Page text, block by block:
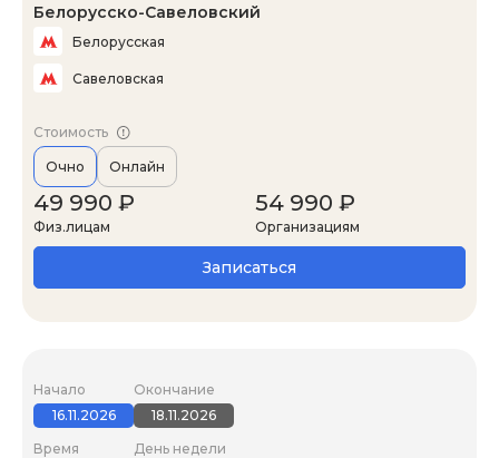
Белорусско-Савеловский
Белорусская
Савеловская
Стоимость
Очно Онлайн
49 990 ₽
Физ.лицам
54 990 ₽
Организациям
Записаться
Начало
16.11.2026
Окончание
18.11.2026
Время
День недели